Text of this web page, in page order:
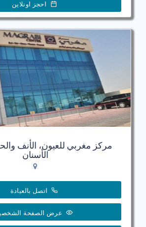
احجز اونلاين
مركز مغربي للعيون، الأنف
الأسنان
اتصل بالعيادة
عرض الصفحة